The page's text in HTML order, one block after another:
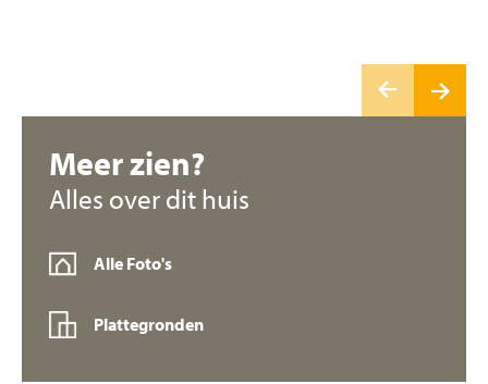
Meer zien?
Alles over dit huis
Alle Foto's
Plattegronden